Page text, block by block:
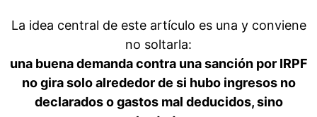
La idea central de este artículo es una y conviene
no soltarla:
una buena demanda contra una sanción por IRPF
no gira solo alrededor de si hubo ingresos no
declarados o gastos mal deducidos, sino